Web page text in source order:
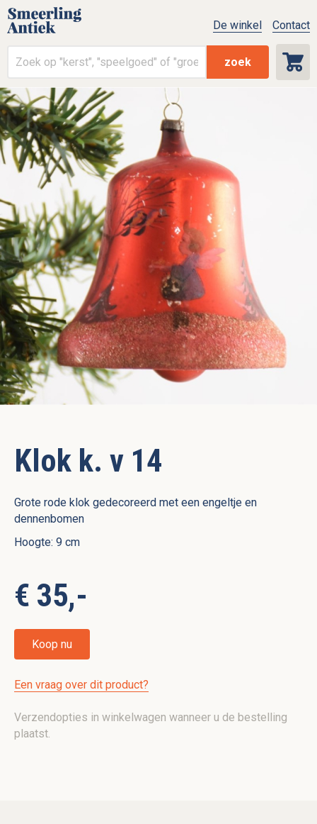
zoek
De winkel Contact
Klok k. v 14
Grote rode klok gedecoreerd met een engeltje en
dennenbomen
Hoogte: 9 cm
€ 35,-
Koop nu
Een vraag over dit product?
Verzendopties in winkelwagen wanneer u de bestelling
plaatst.